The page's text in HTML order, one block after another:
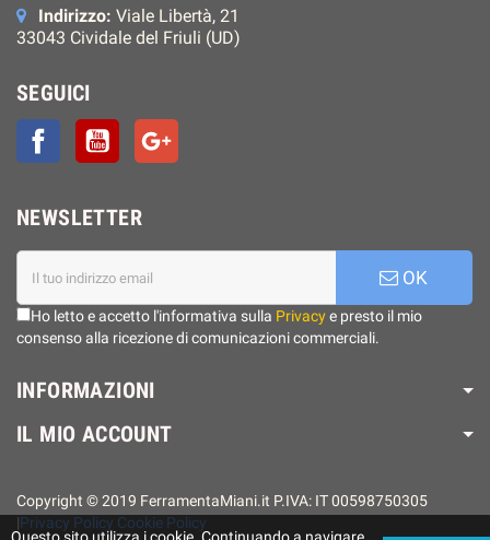
Indirizzo: Viale Libertà, 21
33043 Cividale del Friuli (UD)
SEGUICI
FacebookYouTube
NEWSLETTER
OK
Ho letto e accetto l'informativa sulla Privacye presto il mio
consenso alla ricezione di comunicazioni commerciali.
INFORMAZIONI
IL MIO ACCOUNT
Copyright © 2019 FerramentaMiani.it P.IVA: IT 00598750305
|Privacy Policy Cookie Policy